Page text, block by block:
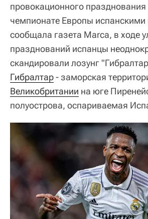
провокационного
чемпионате Европы
сообщала газета Marca, в ходе
празднований испанцы
скандировали лозунг
Гибралтар- заморская
Великобритании на юге
полуострова, оспариваемая